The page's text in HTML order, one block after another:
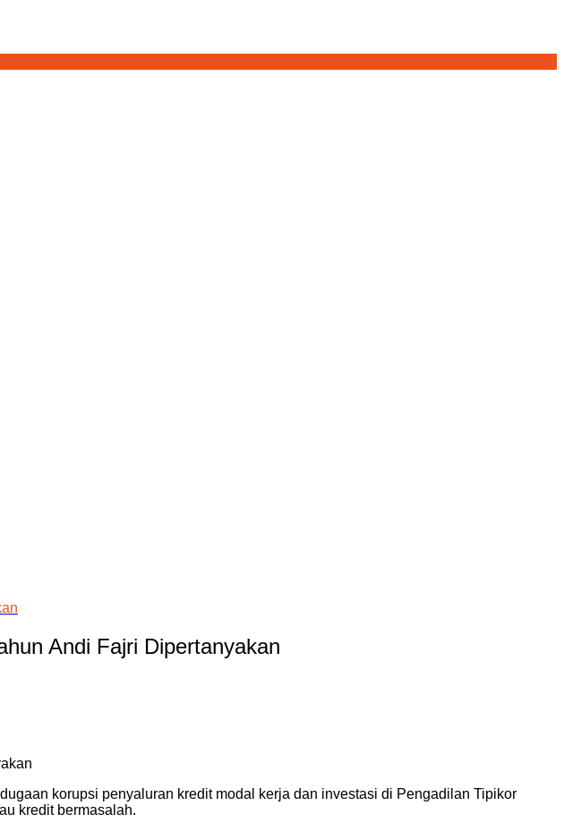
Andi Fajri Dipertanyakan
korupsi penyaluran kredit modal kerja dan investasi di Pengadilan Tipikor
kredit bermasalah.